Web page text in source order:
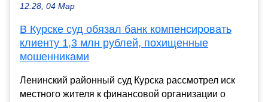
12:28, 04 Мар
В Курске суд обязал банк компенсировать
клиенту 1,3 млн рублей, похищенные
мошенниками
Ленинский районный суд Курска рассмотрел иск
местного жителя к финансовой организации о